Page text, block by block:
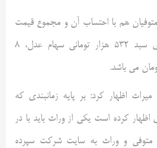
هم با احتساب آن و مجموع قیمت
۶۰ درصد قابل فروش برای سبد ۵۳۲ هزار تومانی سهام عدل، ۸
اظهار کرد: بر پایه زمانبندی که
کرده است یکی از وراث باید با در
متوفی و وراث به سایت شرکت سپرده